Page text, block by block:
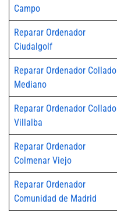
Campo
Reparar Ordenador
Ciudalgolf
Reparar Ordenador Collado
Mediano
Reparar Ordenador Collado
Villalba
Reparar Ordenador
Colmenar Viejo
Reparar Ordenador
Comunidad de Madrid